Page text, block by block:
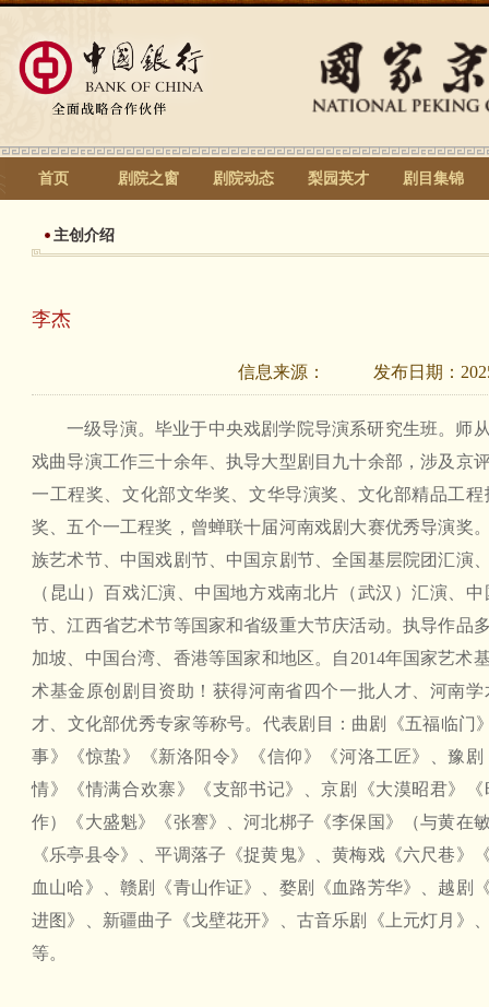
首页 剧院之窗 剧院动态 梨园英才 剧目集锦
主创介绍
李杰
信息来源： 发布日期：
一级导演。毕业于中央戏剧学院导演系研究生班。师
戏曲导演工作三十余年、执导大型剧目九十余部，涉及京
一工程奖、文化部文华奖、文华导演奖、文化部精品工
奖、五个一工程奖，曾蝉联十届河南戏剧大赛优秀导演奖
族艺术节、中国戏剧节、中国京剧节、全国基层院团汇演
（昆山）百戏汇演、中国地方戏南北片（武汉）汇演、
节、江西省艺术节等国家和省级重大节庆活动。执导作品
加坡、中国台湾、香港等国家和地区。自2014年国家艺术
术基金原创剧目资助！获得河南省四个一批人才、河南
才、文化部优秀专家等称号。代表剧目：曲剧《五福临门
事》《惊蛰》《新洛阳令》《信仰》《河洛工匠》、豫
情》《情满合欢寨》《支部书记》、京剧《大漠昭君》
作）《大盛魁》《张謇》、河北梆子《李保国》（与黄在
《乐亭县令》、平调落子《捉黄鬼》、黄梅戏《六尺巷》
血山哈》、赣剧《青山作证》、婺剧《血路芳华》、越剧
进图》、新疆曲子《戈壁花开》、古音乐剧《上元灯月》
等。